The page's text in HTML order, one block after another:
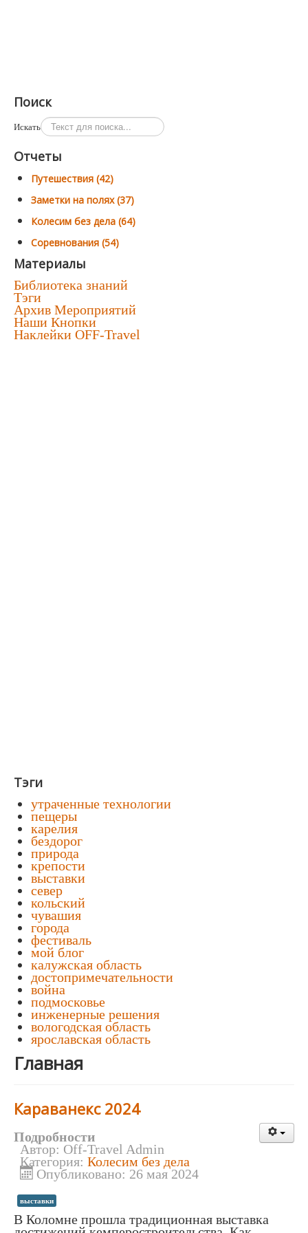
Поиск
Искать
Отчеты
Путешествия (42)
Заметки на полях (37)
Колесим без дела (64)
Соревнования (54)
Материалы
Библиотека знаний
Тэги
Архив Мероприятий
Наши Кнопки
Наклейки OFF-Travel
Тэги
утраченные технологии
пещеры
карелия
бездорог
природа
крепости
выставки
север
кольский
чувашия
города
фестиваль
мой блог
калужская область
достопримечательности
война
подмосковье
инженерные решения
вологодская область
ярославская область
Главная
Караванекс 2024
Подробности
Автор: Off-Travel Admin
Категория: Колесим без дела
Опубликовано: 26 мая 2024
выставки
В Коломне прошла традиционная выставка